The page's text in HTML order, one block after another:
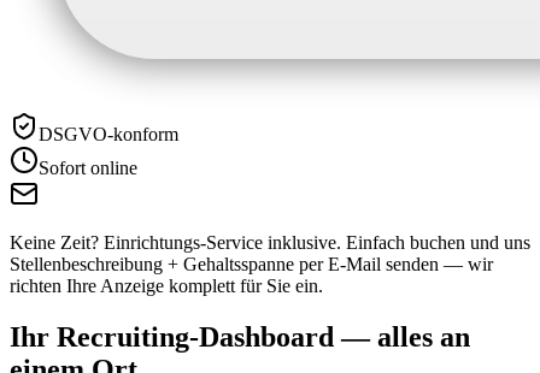
DSGVO-konform
Sofort online
Keine Zeit? Einrichtungs-Service inklusive. Einfach buchen und uns
Stellenbeschreibung + Gehaltsspanne per E-Mail senden — wir
richten Ihre Anzeige komplett für Sie ein.
Ihr Recruiting-Dashboard — alles an